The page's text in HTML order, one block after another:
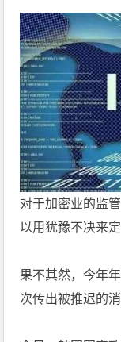
对于加密业的监
以用犹豫不决来定
果不其然，今年
次传出被推迟的消